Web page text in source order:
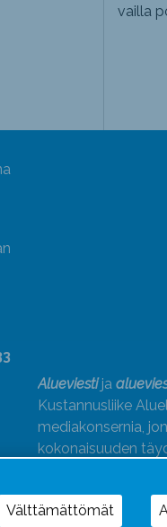
vailla
Alueviestija
Kustannusliike
mediakonsernia,
kokonaisuuden
Välttämättömät